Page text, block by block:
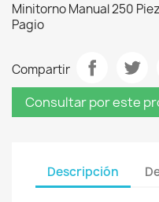
Minitorno Manual 250
Pagio
Compartir
Consultar por este
Descripción